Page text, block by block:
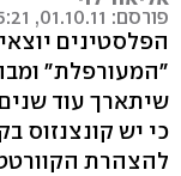
פורסם: 01.10.11, 15:21
הפלסטינים
"המעורפלת"
שיתארך עוד
כי יש קונצנזוס
להצהרת